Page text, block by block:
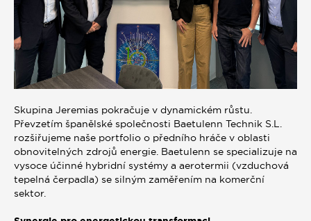
Skupina Jeremias pokračuje v dynamickém růstu.
Převzetím španělské společnosti Baetulenn Technik S.L.
rozšiřujeme naše portfolio o předního hráče v oblasti
obnovitelných zdrojů energie. Baetulenn se specializuje na
vysoce účinné hybridní systémy a aerotermii (vzduchová
tepelná čerpadla) se silným zaměřením na komerční
sektor.